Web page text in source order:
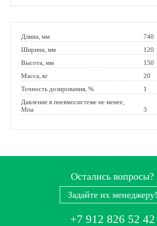
Длина, мм
740
Ширина, мм
120
Высота, мм
150
Масса, кг
20
Точность дозирования, %
1
Давление в пневмосистеме не менее,
Мпа
3
Остались вопросы?
Задайте их менеджеру!
+7 912 826 52 42